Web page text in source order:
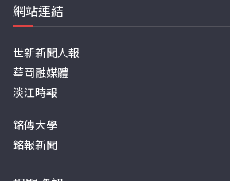
網站連結
世新新聞人報
華岡融媒體
淡江時報
銘傳大學
銘報新聞